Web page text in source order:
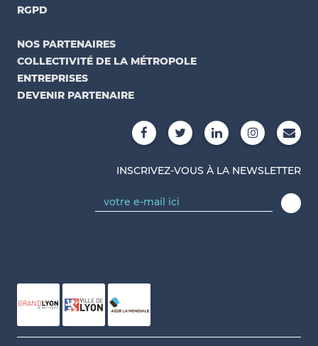
RGPD
NOS PARTENAIRES
COLLECTIVITÉ DE LA MÉTROPOLE
ENTREPRISES
DEVENIR PARTENAIRE
INSCRIVEZ-VOUS À LA NEWSLETTER